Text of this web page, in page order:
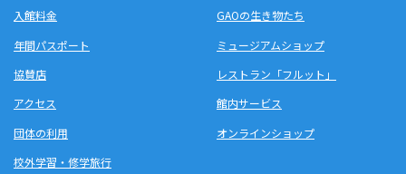
入館料金
年間パスポート
協賛店
アクセス
団体の利用
校外学習・修学旅行
GAOの生き物たち
ミュージアムショップ
レストラン「フルット」
館内サービス
オンラインショップ